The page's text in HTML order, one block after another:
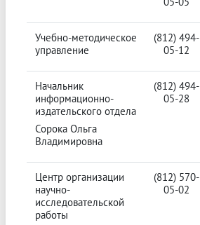
Учебно-методическое
управление
(812) 494-
05-12
Начальник
информационно-
издательского отдела
Сорока Ольга
Владимировна
(812) 494-
05-28
Центр организации
научно-
исследовательской
работы
(812) 570-
05-02